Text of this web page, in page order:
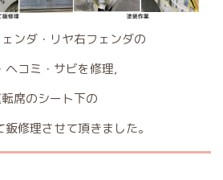
ンダ・リヤ右フェンダの
ヘコミ・サビを修理,
席のシート下の
鈑修理させて頂きました。